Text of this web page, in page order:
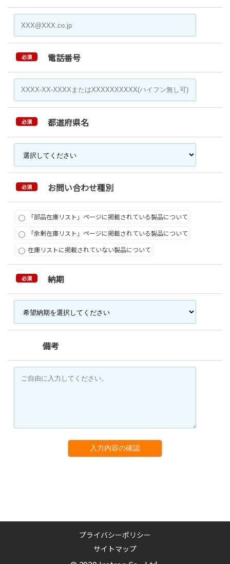
必須 電話番号
必須 都道府県名
必須 お問い合わせ種別
「部品在庫リスト」ページに掲載されている製品について
「余剰在庫リスト」ページに掲載されている製品について
在庫リストに掲載されていない製品について
必須 納期
備考
入力内容の確認
プライバシーポリシー
サイトマップ